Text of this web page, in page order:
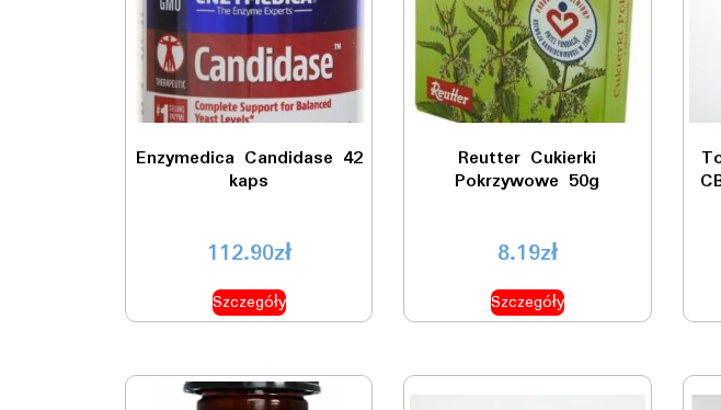
Enzymedica Candidase 42
kaps
112.90zł
Szczegóły
Reutter Cukierki
Pokrzywowe 50g
8.19zł
Szczegóły